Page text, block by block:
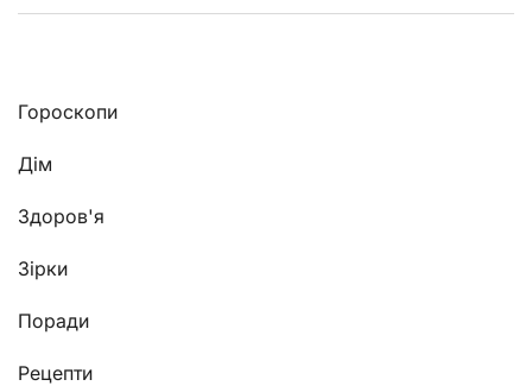
Гороскопи
Дім
Здоров'я
Зірки
Поради
Рецепти